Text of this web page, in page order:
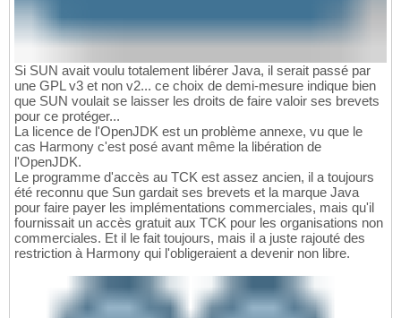
Si SUN avait voulu totalement libérer Java, il serait passé par
une GPL v3 et non v2... ce choix de demi-mesure indique bien
que SUN voulait se laisser les droits de faire valoir ses brevets
pour ce protéger...
La licence de l'OpenJDK est un problème annexe, vu que le
cas Harmony c'est posé avant même la libération de
l'OpenJDK.
Le programme d'accès au TCK est assez ancien, il a toujours
été reconnu que Sun gardait ses brevets et la marque Java
pour faire payer les implémentations commerciales, mais qu'il
fournissait un accès gratuit aux TCK pour les organisations non
commerciales. Et il le fait toujours, mais il a juste rajouté des
restriction à Harmony qui l'obligeraient a devenir non libre.